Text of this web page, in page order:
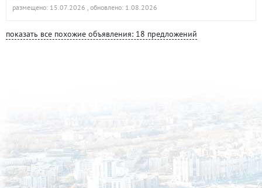
размещено: 15.07.2026 , обновлено: 1.08.2026
показать все похожие объявления: 18 предложений